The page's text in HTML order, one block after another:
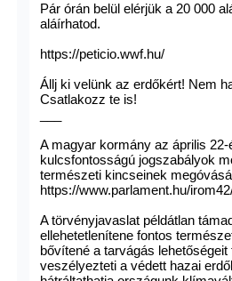
Pár órán belül elérjük a 20 000
aláírhatod.
https://peticio.wwf.hu/
Állj ki velünk az erdőkért! Nem
Csatlakozz te is!
A magyar kormány az április
kulcsfontosságú jogszabályok
természeti kincseinek
https://www.parlament.hu/
A törvényjavaslat példátlan
ellehetetlenítene fontos
bővítené a tarvágás
veszélyezteti a védett hazai